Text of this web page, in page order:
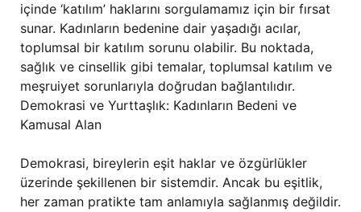
içinde ‘katılım’ haklarını sorgulamamız için bir fırsat
sunar. Kadınların bedenine dair yaşadığı acılar,
toplumsal bir katılım sorunu olabilir. Bu noktada,
sağlık ve cinsellik gibi temalar, toplumsal katılım ve
meşruiyet sorunlarıyla doğrudan bağlantılıdır.
Demokrasi ve Yurttaşlık: Kadınların Bedeni ve
Kamusal Alan
Demokrasi, bireylerin eşit haklar ve özgürlükler
üzerinde şekillenen bir sistemdir. Ancak bu eşitlik,
her zaman pratikte tam anlamıyla sağlanmış değildir.